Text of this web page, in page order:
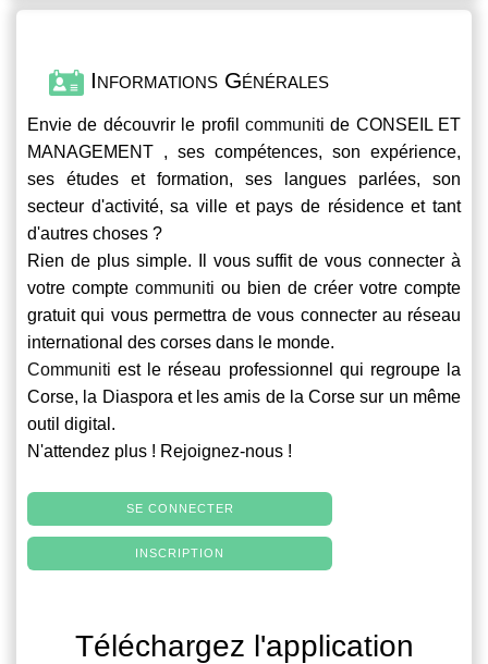
Informations Générales
Envie de découvrir le profil communiti de CONSEIL ET
MANAGEMENT , ses compétences, son expérience,
ses études et formation, ses langues parlées, son
secteur d'activité, sa ville et pays de résidence et tant
d'autres choses ?
Rien de plus simple. Il vous suffit de vous connecter à
votre compte communiti ou bien de créer votre compte
gratuit qui vous permettra de vous connecter au réseau
international des corses dans le monde.
Communiti est le réseau professionnel qui regroupe la
Corse, la Diaspora et les amis de la Corse sur un même
outil digital.
N'attendez plus ! Rejoignez-nous !
SE CONNECTER
INSCRIPTION
Téléchargez l'application